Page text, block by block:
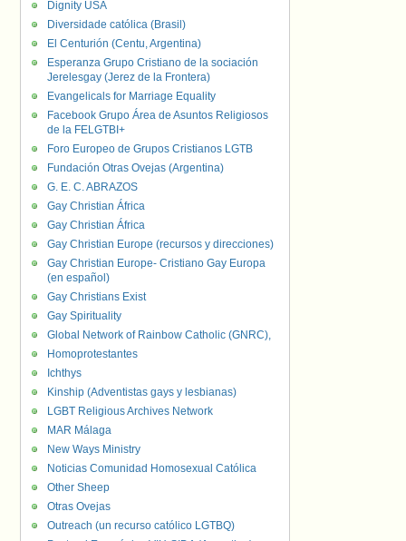
Dignity USA
Diversidade católica (Brasil)
El Centurión (Centu, Argentina)
Esperanza Grupo Cristiano de la sociación
Jerelesgay (Jerez de la Frontera)
Evangelicals for Marriage Equality
Facebook Grupo Área de Asuntos Religiosos
de la FELGTBI+
Foro Europeo de Grupos Cristianos LGTB
Fundación Otras Ovejas (Argentina)
G. E. C. ABRAZOS
Gay Christian África
Gay Christian África
Gay Christian Europe (recursos y direcciones)
Gay Christian Europe- Cristiano Gay Europa
(en español)
Gay Christians Exist
Gay Spirituality
Global Network of Rainbow Catholic (GNRC),
Homoprotestantes
Ichthys
Kinship (Adventistas gays y lesbianas)
LGBT Religious Archives Network
MAR Málaga
New Ways Ministry
Noticias Comunidad Homosexual Católica
Other Sheep
Otras Ovejas
Outreach (un recurso católico LGTBQ)